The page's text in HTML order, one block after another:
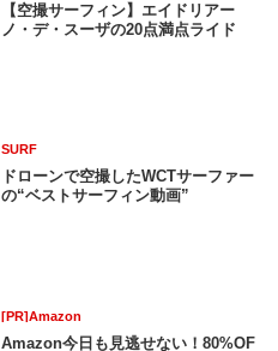
【空撮サーフィン】エイドリアー
ノ・デ・スーザの20点満点ライド
SURF
ドローンで空撮したWCTサーファー
の“ベストサーフィン動画”
[PR]Amazon
Amazon今日も見逃せない！80%OF